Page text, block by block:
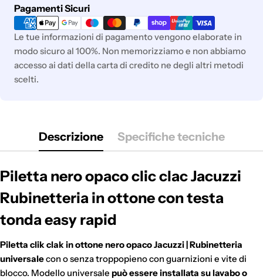
Pagamenti Sicuri
Metodi
di
pagamento
Le tue informazioni di pagamento vengono elaborate in
modo sicuro al 100%. Non memorizziamo e non abbiamo
accesso ai dati della carta di credito ne degli altri metodi
scelti.
Descrizione Specifiche tecniche
Piletta nero opaco clic clac Jacuzzi
Rubinetteria in ottone con testa
tonda easy rapid
Piletta clik clak in ottone nero opaco Jacuzzi | Rubinetteria
universalecon o senza troppopieno con guarnizioni e vite di
blocco. Modello universale può essere installata su lavabo o